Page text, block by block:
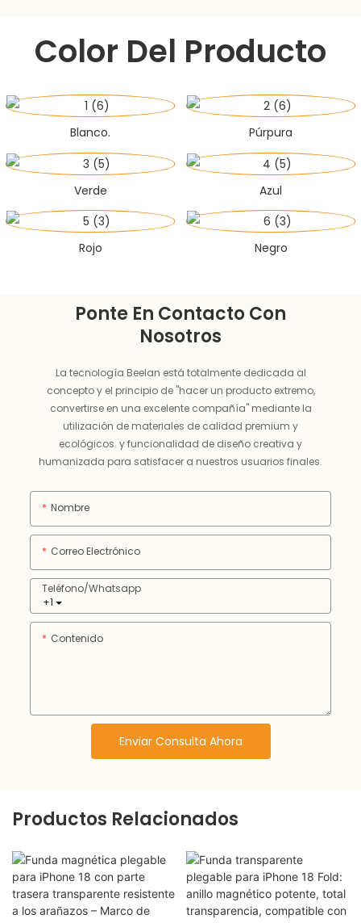
Color Del Producto
Blanco. Púrpura
Verde Azul
Rojo Negro
Ponte En Contacto Con
Nosotros
La tecnología Beelan está totalmente dedicada al
concepto y el principio de "hacer un producto extremo,
convertirse en una excelente compañía" mediante la
utilización de materiales de calidad premium y
ecológicos y funcionalidad de diseño creativa y
humanizada para satisfacer a nuestros usuarios finales.
Nombre
Correo Electrónico
+1
Teléfono/whatsapp
Contenido
Enviar Consulta Ahora
Productos Relacionados